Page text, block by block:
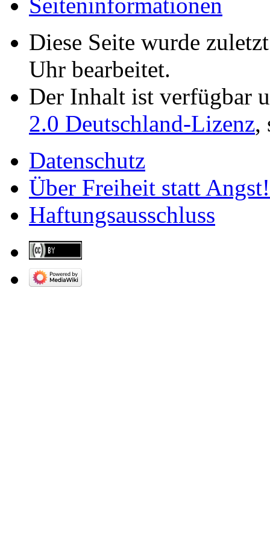
Auszuegen vorgelesen,
- danach wurde eine
Unser dank gilt den
Augsburg, Chaos
Pressemitteilung
Bilder
Bundesweiter
Diese Seite wurde
Uhr bearbeitet.
Der Inhalt ist verfügbar
2.0 Deutschland-Lizenz,
Datenschutz
Über Freiheit statt Angst!
Haftungsausschluss